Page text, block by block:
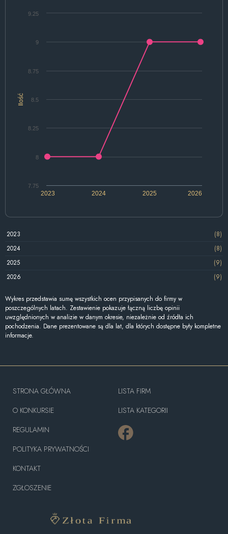
Ilość
2024 2026
2023 2025
7.75
8
8.25
8.5
8.75
9
9.25
2023
(8)
2024
(8)
2025
(9)
2026
(9)
Wykres przedstawia sumę wszystkich ocen przypisanych do firmy w
poszczególnych latach. Zestawienie pokazuje łączną liczbę opinii
uwzględnionych w analizie w danym okresie, niezależnie od źródła ich
pochodzenia. Dane prezentowane są dla lat, dla których dostępne były kompletne
informacje.
STRONA GŁÓWNA
O KONKURSIE
REGULAMIN
POLITYKA PRYWATNOŚCI
KONTAKT
ZGŁOSZENIE
LISTA FIRM
LISTA KATEGORII